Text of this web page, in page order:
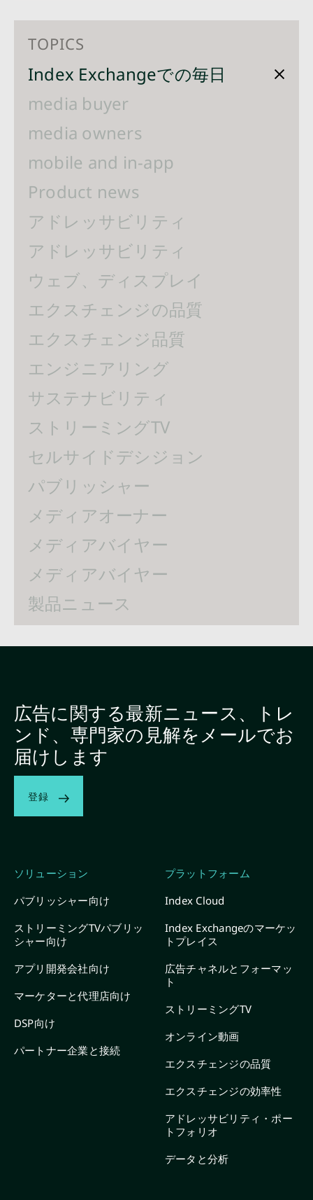
TOPICS
Index Exchangeでの毎日
media buyer
media owners
mobile and in-app
Product news
アドレッサビリティ
アドレッサビリティ
ウェブ、ディスプレイ
エクスチェンジの品質
エクスチェンジ品質
エンジニアリング
サステナビリティ
ストリーミングTV
セルサイドデシジョン
パブリッシャー
メディアオーナー
メディアバイヤー
メディアバイヤー
製品ニュース
ソリューション
パブリッシャー向け
ストリーミングTVパブリッ
シャー向け
アプリ開発会社向け
マーケターと代理店向け
DSP向け
パートナー企業と接続
プラットフォーム
Index Cloud
Index Exchangeのマーケッ
トプレイス
広告チャネルとフォーマッ
ト
ストリーミングTV
オンライン動画
エクスチェンジの品質
エクスチェンジの効率性
アドレッサビリティ・ポー
トフォリオ
データと分析
広告に関する最新ニュース、トレ
ンド、専門家の見解をメールでお
届けします
登録